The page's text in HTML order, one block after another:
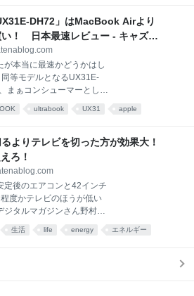
のCESで展示やって、2月
ましたよと。
posts/16871695
？」って情報が転がってな
り今すでに立ち上げ済み
ノ出荷しようと思ったらど
多いだろうからやったこと
DH72」はMacBook Airより
い！ 日本最速レビュー - キャズム
が本当に最速かどうかはし
等モデルとなるUX31E-
まぁコンシューマーとして
トPCだといえばそれ以上の
どうせうちのBlogを読んで
ってMBAのスペック説明
とめる。結論からいう
が、彼の信者となること
となりえない者については
ろう。 ちなみにAppleはす
ultrabook UX31 apple
よりテレビを切った方が効果大！
ろ！
定後のエアコンと42インチ
度かテレビのほうが低い
ジタルマガジンさん野村総
アコンはパワーONのタイミ
。 元ネタはデジタルマガジ
れた32インチ〜42インチ
生活 life energy エネルギー